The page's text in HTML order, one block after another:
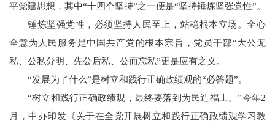
平党建思想，其中“十四个坚持”之一便是“坚持锤炼坚强党性”。
锤炼坚强党性，必须坚持人民至上，站稳根本立场。全心
全意为人民服务是中国共产党的根本宗旨，党员干部“大公无
私、公私分明、先公后私、公而忘私”更是应有之义。
“发展为了什么”是树立和践行正确政绩观的“必答题”。
“树立和践行正确政绩观，最终要落到为民造福上。”今年2
月，中办印发《关于在全党开展树立和践行正确政绩观学习教